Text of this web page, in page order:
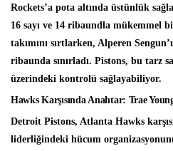
Rockets’a pota altında üstünlük
16 sayı ve 14 ribaundla mükemmel
takımını sırtlarken, Alperen
ribaunda sınırladı. Pistons, bu
üzerindeki kontrolü sağlayabiliyor.
Hawks Karşısında Anahtar: Trae
Detroit Pistons, Atlanta Hawks
liderliğindeki hücum organizasyonunu